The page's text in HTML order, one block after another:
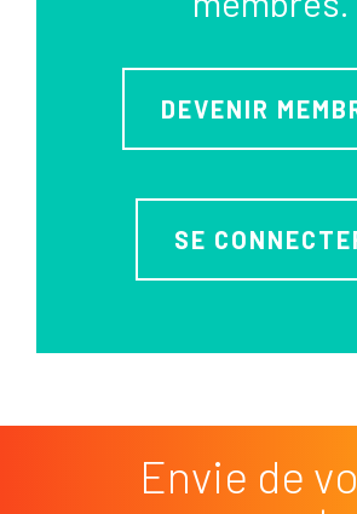
DEVENIR
SE
Envie de